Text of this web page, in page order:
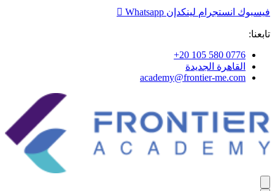
فيسبوك انستجرام لينكدإن Whatsapp
تابعنا:
+20 105 580 0776
القاهرة الجديدة
academy@frontier-me.com